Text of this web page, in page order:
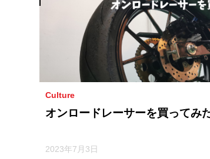
Culture
オンロードレーサーを買ってみ
2023年7月3日